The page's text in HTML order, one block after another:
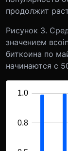
продолжит
Рисунок 3.
значением в
биткоина по
начинаются с